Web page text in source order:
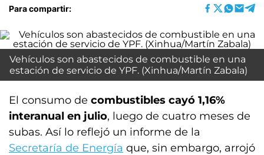
Para compartir:
Vehículos son abastecidos de combustible en una
estación de servicio de YPF. (Xinhua/Martín Zabala)
El consumo de combustibles cayó 1,16%
interanual en julio, luego de cuatro meses de
subas. Así lo reflejó un informe de la
Secretaría de Energía que, sin embargo, arrojó